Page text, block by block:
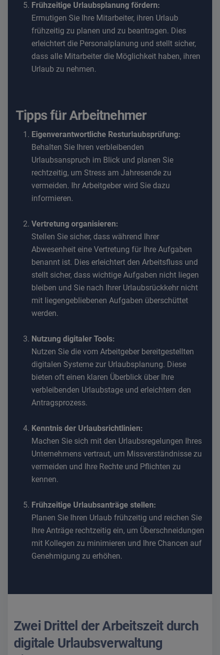
Frühzeitige Urlaubsplanung fördern:
Ermutigen Sie Ihre Mitarbeiter, ihren Urlaub
frühzeitig zu planen und zu beantragen. Dies
erleichtert die Personalplanung und stellt sicher,
dass alle Mitarbeiter die Möglichkeit haben, ihren
Urlaub zu nehmen.
Tipps für Arbeitnehmer
Eigenverantwortliche Resturlaubsprüfung:
Behalten Sie Ihren verbleibenden
Urlaubsanspruch im Blick und planen Sie
rechtzeitig, um Stress am Jahresende zu
vermeiden. Ihr Arbeitgeber wird Sie dazu
informieren.
Vertretung organisieren:
Stellen Sie sicher, dass während Ihrer
Abwesenheit eine Vertretung für Ihre Aufgaben
benannt ist. Dies erleichtert den Arbeitsfluss und
stellt sicher, dass wichtige Aufgaben nicht liegen
bleiben und Sie nach Ihrer Urlaubsrückkehr nicht
mit liegengebliebenen Aufgaben überschüttet
werden.
Nutzung digitaler Tools:
Nutzen Sie die vom Arbeitgeber bereitgestellten
digitalen Systeme zur Urlaubsplanung. Diese
bieten oft einen klaren Überblick über Ihre
verbleibenden Urlaubstage und erleichtern den
Antragsprozess.
Kenntnis der Urlaubsrichtlinien:
Machen Sie sich mit den Urlaubsregelungen Ihres
Unternehmens vertraut, um Missverständnisse zu
vermeiden und Ihre Rechte und Pflichten zu
kennen.
Frühzeitige Urlaubsanträge stellen:
Planen Sie Ihren Urlaub frühzeitig und reichen Sie
Ihre Anträge rechtzeitig ein, um Überschneidungen
mit Kollegen zu minimieren und Ihre Chancen auf
Genehmigung zu erhöhen.
Zwei Drittel der Arbeitszeit durch
digitale Urlaubsverwaltung